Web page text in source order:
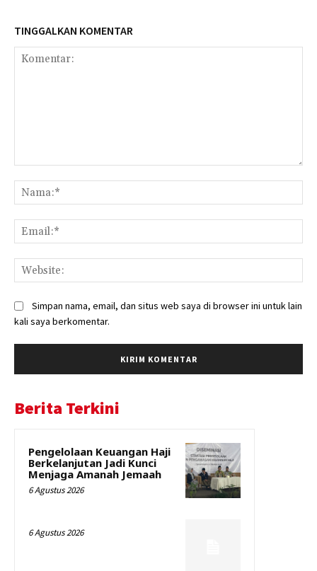
TINGGALKAN KOMENTAR
Simpan nama, email, dan situs web saya di browser ini untuk lain
kali saya berkomentar.
Berita Terkini
Pengelolaan Keuangan Haji
Berkelanjutan Jadi Kunci
Menjaga Amanah Jemaah
6 Agustus 2026
6 Agustus 2026